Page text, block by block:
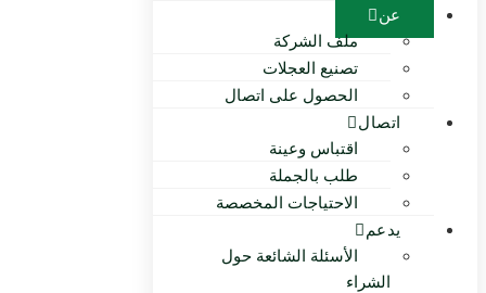
عن
ملف الشركة
تصنيع العجلات
الحصول على اتصال
اتصال
اقتباس وعينة
طلب بالجملة
الاحتياجات المخصصة
يدعم
الأسئلة الشائعة حول
الشراء